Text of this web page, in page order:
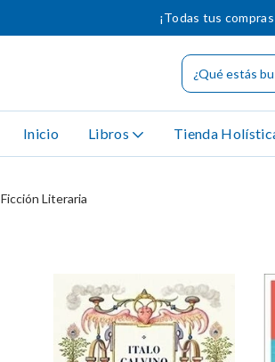
¡Todas tus
Inicio Libros Tienda
Ficción Literaria